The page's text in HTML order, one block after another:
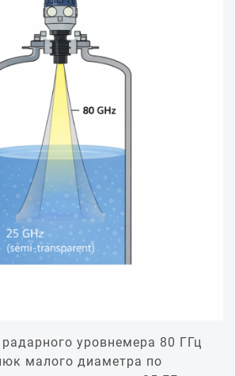
уровнемера 80 ГГц
малого диаметра по